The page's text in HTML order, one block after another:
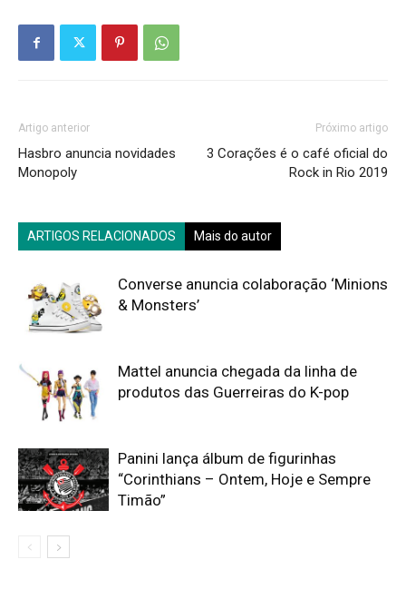
Artigo anterior
Hasbro anuncia novidades
Monopoly
Próximo artigo
3 Corações é o café oficial do
Rock in Rio 2019
ARTIGOS RELACIONADOS Mais do autor
Converse anuncia colaboração ‘Minions
& Monsters’
Mattel anuncia chegada da linha de
produtos das Guerreiras do K-pop
Panini lança álbum de figurinhas
“Corinthians – Ontem, Hoje e Sempre
Timão”